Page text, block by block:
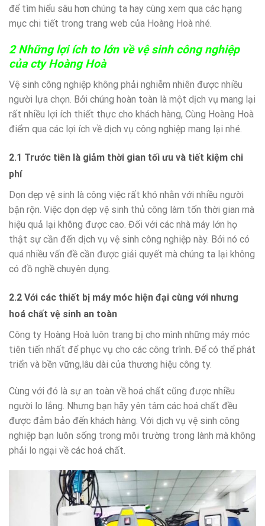
để tìm hiểu sâu hơn chúng ta hay cùng xem qua các hạng
mục chi tiết trong trang web của Hoàng Hoà nhé.
2 Những lợi ích to lớn về vệ sinh công nghiệp
của cty Hoàng Hoà
Vệ sinh công nghiệp không phải nghiễm nhiên được nhiều
người lựa chọn. Bởi chúng hoàn toàn là một dịch vụ mang lại
rất nhiều lợi ích thiết thực cho khách hàng, Cùng Hoàng Hoà
điểm qua các lợi ích về dịch vụ công nghiệp mang lại nhé.
2.1 Trước tiên là giảm thời gian tối ưu và tiết kiệm chi
phí
Dọn dẹp vệ sinh là công việc rất khó nhằn với nhiều người
bận rộn. Việc dọn dẹp vệ sinh thủ công làm tốn thời gian mà
hiệu quả lại không được cao. Đối với các nhà máy lớn họ
thật sự cần đến dịch vụ vệ sinh công nghiệp này. Bởi nó có
quá nhiều vấn đề cần được giải quyết mà chúng ta lại không
có đồ nghề chuyên dụng.
2.2 Với các thiết bị máy móc hiện đại cùng với nhưng
hoá chất vệ sinh an toàn
Công ty Hoàng Hoà luôn trang bị cho mình những máy móc
tiên tiến nhất để phục vụ cho các công trình. Để có thể phát
triển và bền vững,lâu dài của thương hiệu công ty.
Cùng với đó là sự an toàn về hoá chất cũng được nhiều
người lo lắng. Nhưng bạn hãy yên tâm các hoá chất đều
được đảm bảo đến khách hàng. Với dịch vụ vệ sinh công
nghiệp bạn luôn sống trong môi trường trong lành mà không
phải lo ngại về các hoá chất.